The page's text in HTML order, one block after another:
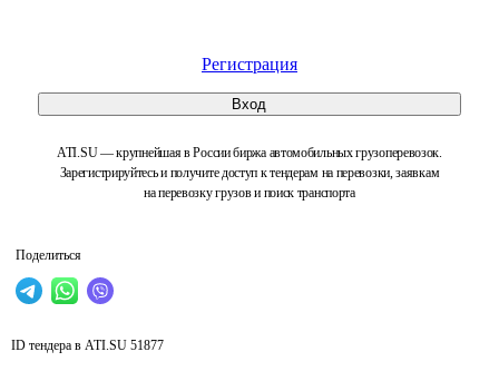
Регистрация
Вход
ATI.SU — крупнейшая в России биржа автомобильных грузоперевозок.
Зарегистрируйтесь и получите доступ к тендерам на перевозки, заявкам
на перевозку грузов и поиск транспорта
Поделиться
ID тендера в ATI.SU 51877